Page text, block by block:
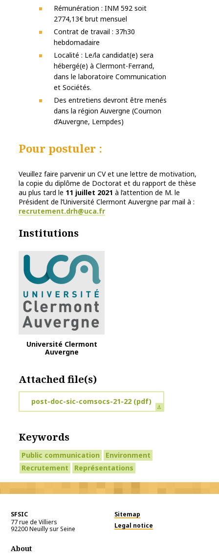
Rémunération : INM 592 soit
2774,13€ brut mensuel
Contrat de travail : 37h30
hebdomadaire
Localité : Le/la candidat(e) sera
hébergé(e) à Clermont-Ferrand,
dans le laboratoire Communication
et Sociétés.
Des entretiens devront être menés
dans la région Auvergne (Cournon
d’Auvergne, Lempdes)
Pour postuler :
Veuillez faire parvenir un CV et une lettre de motivation,
la copie du diplôme de Doctorat et du rapport de thèse
au plus tard le 11 juillet 2021 à l’attention de M. le
Président de l’Université Clermont Auvergne par mail à :
recrutement.drh@uca.fr
Institutions
Université Clermont
Auvergne
Attached file(s)
post-doc-sic-comsocs-21-22 (pdf)
Keywords
Public communication
Environment
Recrutement
Représentations
SFSIC
77 rue de Villiers
92200Neuilly sur Seine
Sitemap
Legal notice
About